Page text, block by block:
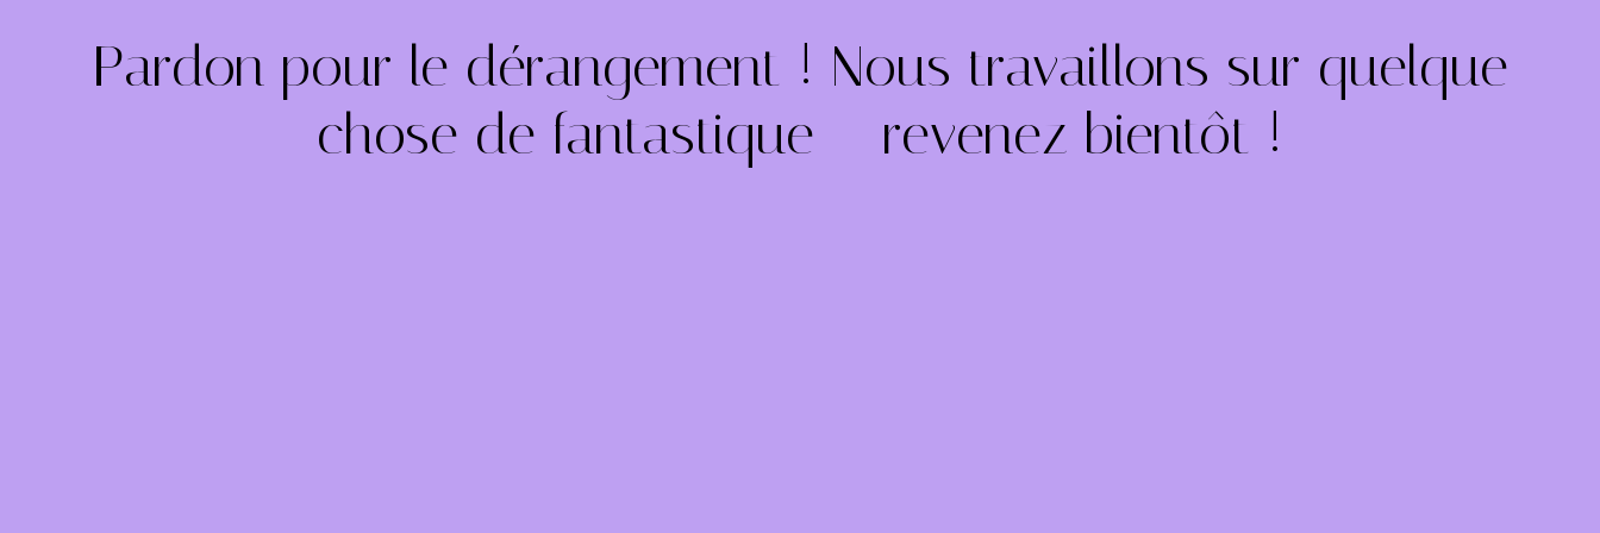
Pardon pour le dérangement ! Nous travaillons sur quelque
chose de fantastique – revenez bientôt !